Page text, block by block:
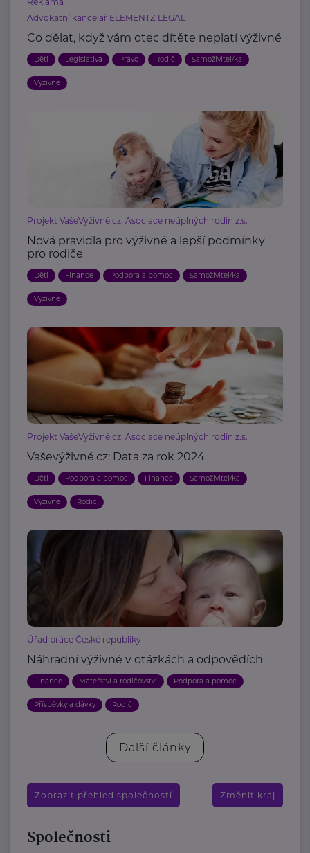
Advokátní kancelář ELEMENTZ LEGAL
Co dělat, když vám otec dítěte neplatí výživné
Děti Legislativa Právo Rodič Samoživitel/ka
Výživné
Projekt VašeVýživné.cz, Asociace neúplných rodin z.s.
Nová pravidla pro výživné a lepší podmínky
pro rodiče
Děti Finance Podpora a pomoc Samoživitel/ka
Výživné
Projekt VašeVýživné.cz, Asociace neúplných rodin z.s.
Vaševýživné.cz: Data za rok 2024
Děti Podpora a pomoc Finance Samoživitel/ka
Výživné Rodič
Úřad práce České republiky
Náhradní výživné v otázkách a odpovědích
Finance Mateřství a rodičovství Podpora a pomoc
Příspěvky a dávky Rodič
Další články
Zobrazit přehled společností Změnit kraj
Společnosti